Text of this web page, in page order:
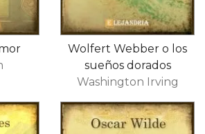
Wolfert Webber o los
sueños dorados
Washington Irving